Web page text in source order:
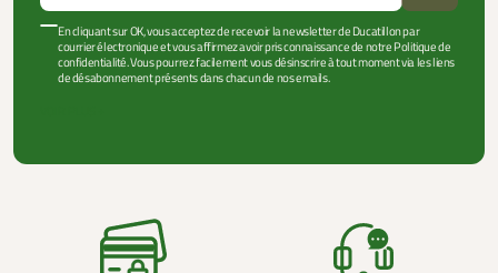
En cliquant sur OK, vous acceptez de recevoir la newsletter de Ducatillon par
courrier électronique et vous affirmez avoir pris connaissance de notre Politique de
confidentialité. Vous pourrez facilement vous désinscrire à tout moment via les liens
de désabonnement présents dans chacun de nos emails.